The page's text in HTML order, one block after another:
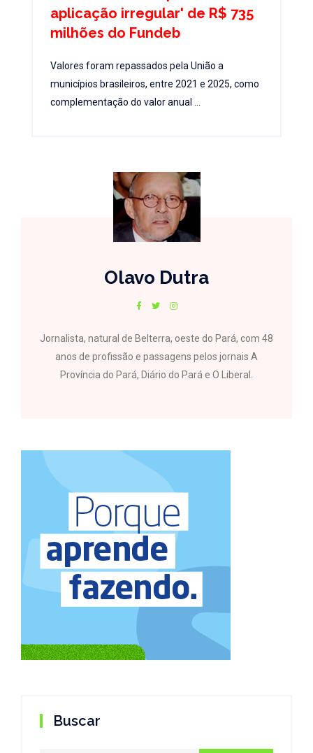
aplicação irregular' de R$ 735
milhões do Fundeb
Valores foram repassados pela União a
municípios brasileiros, entre 2021 e 2025, como
complementação do valor anual ...
Olavo Dutra
Jornalista, natural de Belterra, oeste do Pará, com 48
anos de profissão e passagens pelos jornais A
Província do Pará, Diário do Pará e O Liberal.
Buscar